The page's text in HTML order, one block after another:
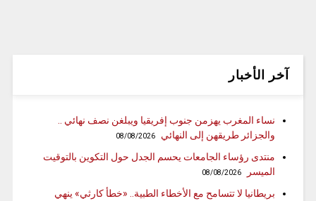
آخر الأخبار
نساء المغرب يهزمن جنوب إفريقيا ويبلغن نصف نهائي ..
والجزائر طريقهن إلى النهائي
08/08/2026
منتدى رؤساء الجامعات يحسم الجدل حول التكوين بالتوقيت
الميسر
08/08/2026
بريطانيا لا تتسامح مع الأخطاء الطبية.. «خطأ كارثي» ينهي